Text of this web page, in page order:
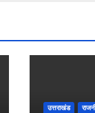
उत्तराखंड